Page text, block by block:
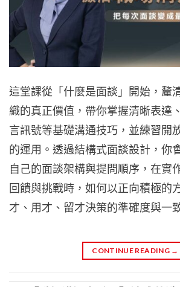
這堂課從「什麼是面談」開始，釐
織的真正價值，帶你掌握清晰表達
言訊號等基礎溝通技巧，並練習開
的運用。透過結構式面談設計，你
自己的面談架構與提問順序，在實
回饋與挑戰時，如何以正向積極的
才、用才、留才決策的準確度與一
CONTINUE READING →